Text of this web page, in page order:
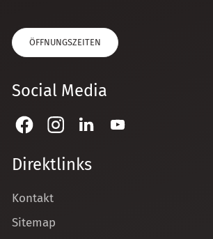
ÖFFNUNGSZEITEN
Social Media
Direktlinks
Kontakt
Sitemap